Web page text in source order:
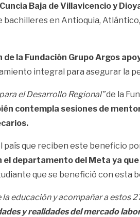
Baja de Villavicencio y
en Antioquia, Atlántico,
la Fundación Grupo Argos
integral para asegurar la
el Desarrollo Regional”de la
contempla sesiones de
que reciben este beneficio
departamento del Meta ya
que se benefició con esta
educación y acompañar a estos
y realidades del mercado